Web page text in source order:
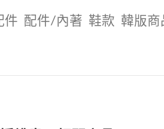
件 配件/內著 鞋款 韓版商